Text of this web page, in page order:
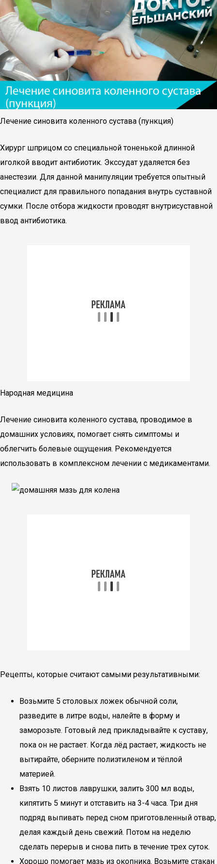
Лечение синовита коленного сустава (пункция)
Хирург шприцом со специальной тоненькой длинной
иголкой вводит антибиотик. Экссудат удаляется без
анестезии. Для данной манипуляции требуется опытный
специалист для правильного попадания внутрь суставной
сумки. После отбора жидкости проводят внутрисуставной
ввод антибиотика.
Народная медицина
Лечение синовита коленного сустава, проводимое в
домашних условиях, помогает снять симптомы и
облегчить болевые ощущения. Рекомендуется
использовать в комплексном лечении с медикаментами.
Рецепты, которые считают самыми результативными:
Возьмите 5 столовых ложек обычной соли,
разведите в литре воды, налейте в форму и
заморозьте. Готовый лед прикладывайте к суставу,
пока он не растает. Когда лёд растает, жидкость не
вытирайте, оберните полиэтиленом и тёплой
материей.
Взять 10 листов лаврушки, залить 300 мл воды,
кипятить 5 минут и отставить на 3-4 часа. Три дня
подряд выпивать перед сном приготовленный отвар,
делая каждый день свежий. Потом на неделю
сделать перерыв и снова пить в течение трех суток.
Хорошо помогает мазь из окопника. Возьмите стакан